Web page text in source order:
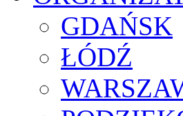
GDAŃSK
ŁÓDŹ